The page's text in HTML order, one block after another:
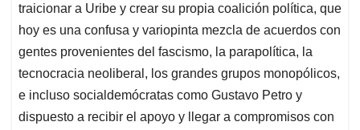
traicionar a Uribe y crear su propia coalición política, que
hoy es una confusa y variopinta mezcla de acuerdos con
gentes provenientes del fascismo, la parapolítica, la
tecnocracia neoliberal, los grandes grupos monopólicos,
e incluso socialdemócratas como Gustavo Petro y
dispuesto a recibir el apoyo y llegar a compromisos con